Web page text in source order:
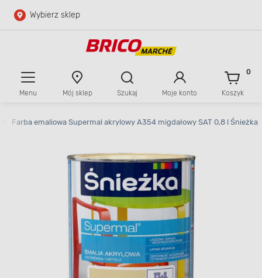
Przejdź do głównej zawartości
Wybierz sklep
Menu Mój sklep Szukaj Moje konto Koszyk
0
Farba emaliowa Supermal akrylowy A354 migdałowy SAT 0,8 l Śnieżka